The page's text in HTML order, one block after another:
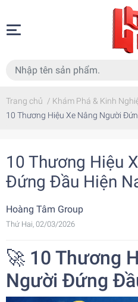
Trang chủ / Khám Phá & Kinh
10 Thương Hiệu Xe Nâng Người
10 Thương Hiệu
Đứng Đầu Hiện
Hoàng Tâm Group
Thứ Hai, 02/03/2026
🚀 10 Thương
Người Đứng